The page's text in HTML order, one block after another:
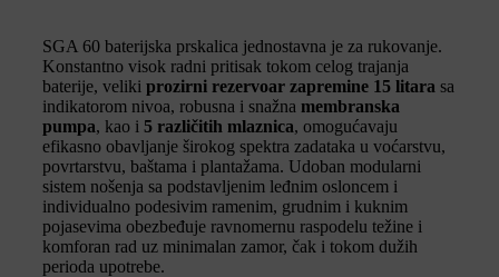
SGA 60 baterijska prskalica jednostavna je za rukovanje.
Konstantno visok radni pritisak tokom celog trajanja
baterije, veliki prozirni rezervoar zapremine 15 litara sa
indikatorom nivoa, robusna i snažna membranska
pumpa, kao i 5 različitih mlaznica, omogućavaju
efikasno obavljanje širokog spektra zadataka u voćarstvu,
povrtarstvu, baštama i plantažama. Udoban modularni
sistem nošenja sa podstavljenim leđnim osloncem i
individualno podesivim ramenim, grudnim i kuknim
pojasevima obezbeđuje ravnomernu raspodelu težine i
komforan rad uz minimalan zamor, čak i tokom dužih
perioda upotrebe.